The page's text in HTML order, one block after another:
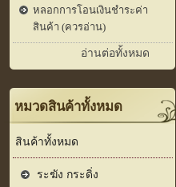
หลอกการโอนเงินชำระค่า
สินค้า (ควรอ่าน)
อ่านต่อทั้งหมด
หมวดสินค้าทั้งหมด
สินค้าทั้งหมด
ระฆัง กระดิ่ง